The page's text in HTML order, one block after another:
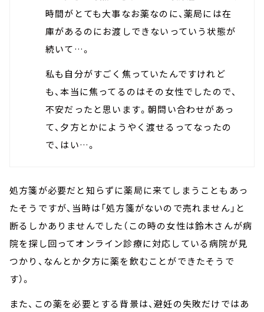
時間がとても大事なお薬なのに、薬局には在
庫があるのにお渡しできないっていう状態が
続いて…。
私も自分がすごく焦っていたんですけれど
も、本当に焦ってるのはその女性でしたので、
不安だったと思います。朝問い合わせがあっ
て、夕方とかにようやく渡せるってなったの
で、はい…。
処方箋が必要だと知らずに薬局に来てしまうこともあっ
たそうですが、当時は「処方箋がないので売れません」と
断るしかありませんでした（この時の女性は鈴木さんが病
院を探し回ってオンライン診療に対応している病院が見
つかり、なんとか夕方に薬を飲むことができたそうで
す）。
また、この薬を必要とする背景は、避妊の失敗だけではあ